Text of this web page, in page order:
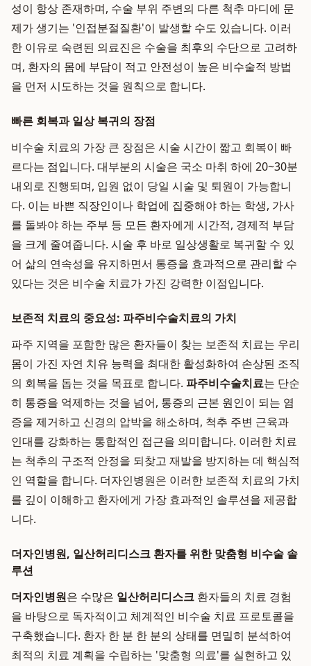
성이 항상 존재하며, 수술 부위 주변의 다른 척추 마디에 문
제가 생기는 '인접분절질환'이 발생할 수도 있습니다. 이러
한 이유로 숙련된 의료진은 수술을 최후의 수단으로 고려하
며, 환자의 몸에 부담이 적고 안전성이 높은 비수술적 방법
을 먼저 시도하는 것을 원칙으로 합니다.
빠른 회복과 일상 복귀의 장점
비수술 치료의 가장 큰 장점은 시술 시간이 짧고 회복이 빠
르다는 점입니다. 대부분의 시술은 국소 마취 하에 20~30분
내외로 진행되며, 입원 없이 당일 시술 및 퇴원이 가능합니
다. 이는 바쁜 직장인이나 학업에 집중해야 하는 학생, 가사
를 돌봐야 하는 주부 등 모든 환자에게 시간적, 경제적 부담
을 크게 줄여줍니다. 시술 후 바로 일상생활로 복귀할 수 있
어 삶의 연속성을 유지하면서 통증을 효과적으로 관리할 수
있다는 것은 비수술 치료가 가진 강력한 이점입니다.
보존적 치료의 중요성: 파주비수술치료의 가치
파주 지역을 포함한 많은 환자들이 찾는 보존적 치료는 우리
몸이 가진 자연 치유 능력을 최대한 활성화하여 손상된 조직
의 회복을 돕는 것을 목표로 합니다. 파주비수술치료는 단순
히 통증을 억제하는 것을 넘어, 통증의 근본 원인이 되는 염
증을 제거하고 신경의 압박을 해소하며, 척추 주변 근육과
인대를 강화하는 통합적인 접근을 의미합니다. 이러한 치료
는 척추의 구조적 안정을 되찾고 재발을 방지하는 데 핵심적
인 역할을 합니다. 더자인병원은 이러한 보존적 치료의 가치
를 깊이 이해하고 환자에게 가장 효과적인 솔루션을 제공합
니다.
더자인병원, 일산허리디스크 환자를 위한 맞춤형 비수술 솔
루션
더자인병원은 수많은 일산허리디스크 환자들의 치료 경험
을 바탕으로 독자적이고 체계적인 비수술 치료 프로토콜을
구축했습니다. 환자 한 분 한 분의 상태를 면밀히 분석하여
최적의 치료 계획을 수립하는 '맞춤형 의료'를 실현하고 있